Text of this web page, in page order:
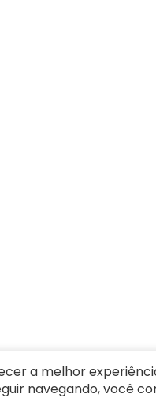
a melhor
navegando, você